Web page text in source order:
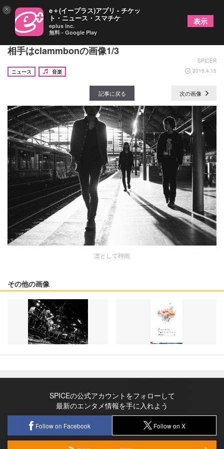
凛として時雨の自主企画『トキニ雨』福岡の対バン
相手はclammbonの画像1/3
SPICER
ニュース
音楽 2016.4.15
記事に戻る 次の画像
凛として時雨
その他の画像
SPICEの公式アカウントをフォローして
最新のエンタメ情報を手に入れよう
Follow on Facebook Follow on X
× e＋(イープラス)アプリ - チケッ
ト・ニュース・スマチケ
eplus inc.
無料 - Google Play
表示